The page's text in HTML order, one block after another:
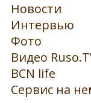
Новости
Интервью
Фото
Видео
BCN life
Сервис на